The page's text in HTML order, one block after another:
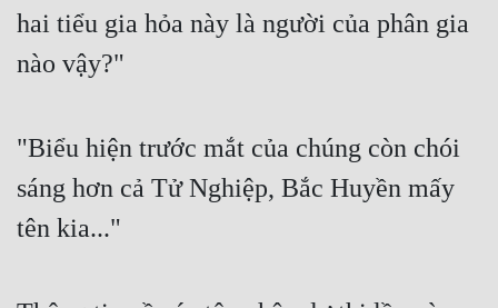
Truyện ngắn
Cung Đấu
Cạnh Kỹ
hai tiểu gia hỏa này là người của phân gia
nào vậy?"
"Biểu hiện trước mắt của chúng còn chói
sáng hơn cả Tử Nghiệp, Bắc Huyền mấy
tên kia..."